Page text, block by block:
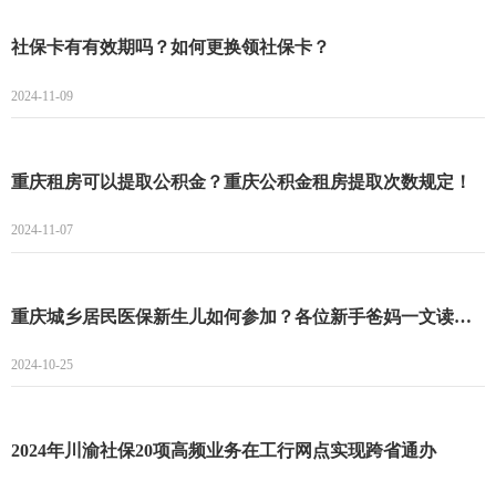
社保卡有有效期吗？如何更换领社保卡？
2024-11-09
重庆租房可以提取公积金？重庆公积金租房提取次数规定！
2024-11-07
重庆城乡居民医保新生儿如何参加？各位新手爸妈一文读懂！
2024-10-25
2024年川渝社保20项高频业务在工行网点实现跨省通办